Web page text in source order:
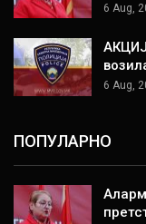
6 Aug,
6 Aug,
ПОПУЛАРНО